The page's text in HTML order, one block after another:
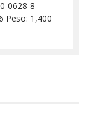
0628-8
Peso: 1,400